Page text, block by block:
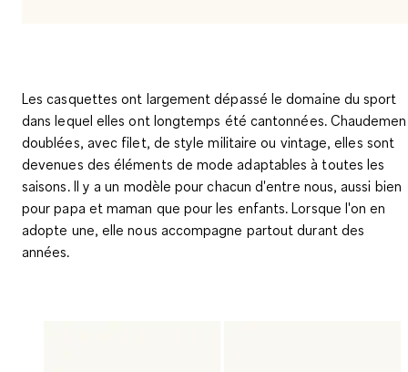
Les casquettes ont largement dépassé le domaine du sport
dans lequel elles ont longtemps été cantonnées.
doublées, avec filet, de style militaire ou vintage, elles sont
devenues des éléments de mode adaptables à toutes les
saisons. Il y a un modèle pour chacun d'entre nous, aussi bien
pour papa et maman que pour les enfants. Lorsque l'on en
adopte une, elle nous accompagne partout durant des
années.